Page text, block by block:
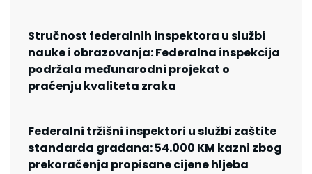
Stručnost federalnih inspektora u službi
nauke i obrazovanja: Federalna inspekcija
podržala međunarodni projekat o
praćenju kvaliteta zraka
Federalni tržišni inspektori u službi zaštite
standarda građana: 54.000 KM kazni zbog
prekoračenja propisane cijene hljeba